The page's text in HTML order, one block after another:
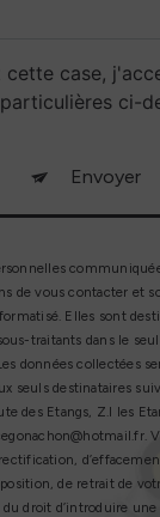
cette case,
ci-
Envoyer
de vous contacter et
Elles sont
traitants dans le
données collectées
seuls destinataires
des Etangs, Z.I les
de retrait de
droit d’introduire une